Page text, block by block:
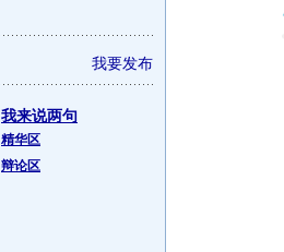
我要发布
我来说两句
精华区
辩论区